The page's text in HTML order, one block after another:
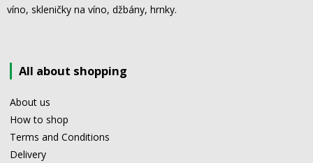
víno, skleničky na víno, džbány, hrnky.
All about shopping
About us
How to shop
Terms and Conditions
Delivery